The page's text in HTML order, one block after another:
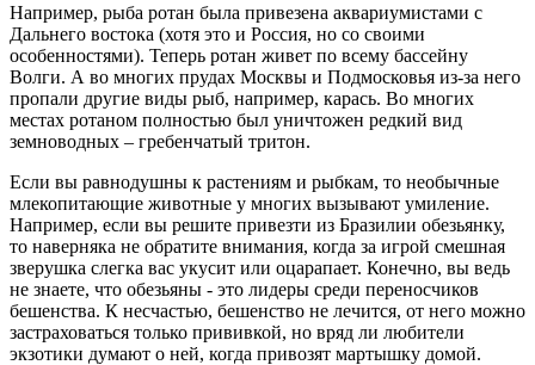
Например, рыба ротан была привезена аквариумистами с
Дальнего востока (хотя это и Россия, но со своими
особенностями). Теперь ротан живет по всему бассейну
Волги. А во многих прудах Москвы и Подмосковья из-за него
пропали другие виды рыб, например, карась. Во многих
местах ротаном полностью был уничтожен редкий вид
земноводных – гребенчатый тритон.
Если вы равнодушны к растениям и рыбкам, то необычные
млекопитающие животные у многих вызывают умиление.
Например, если вы решите привезти из Бразилии обезьянку,
то наверняка не обратите внимания, когда за игрой смешная
зверушка слегка вас укусит или оцарапает. Конечно, вы ведь
не знаете, что обезьяны - это лидеры среди переносчиков
бешенства. К несчастью, бешенство не лечится, от него можно
застраховаться только прививкой, но вряд ли любители
экзотики думают о ней, когда привозят мартышку домой.